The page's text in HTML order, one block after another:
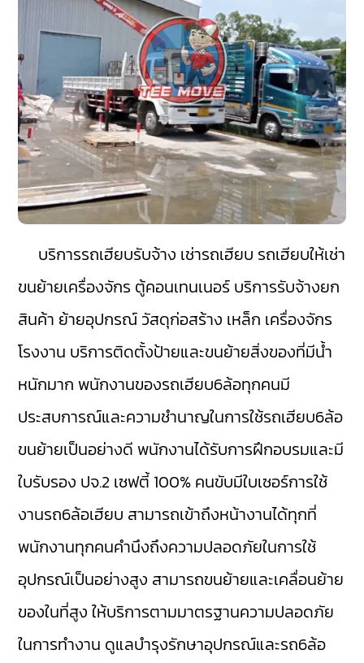
บริการรถเฮียบรับจ้าง เช่ารถเฮียบ รถเฮียบให้เช่า
ขนย้ายเครื่องจักร ตู้คอนเทนเนอร์ บริการรับจ้างยก
สินค้า ย้ายอุปกรณ์ วัสดุก่อสร้าง เหล็ก เครื่องจักร
โรงงาน บริการติดตั้งป้ายและขนย้ายสิ่งของที่มีน้ำ
หนักมาก พนักงานของรถเฮียบ6ล้อทุกคนมี
ประสบการณ์และความชำนาญในการใช้รถเฮียบ6ล้อ
ขนย้ายเป็นอย่างดี พนักงานได้รับการฝึกอบรมและมี
ใบรับรอง ปจ.2 เซฟตี้ 100% คนขับมีใบเซอร์การใช้
งานรถ6ล้อเฮียบ สามารถเข้าถึงหน้างานได้ทุกที่
พนักงานทุกคนคำนึงถึงความปลอดภัยในการใช้
อุปกรณ์เป็นอย่างสูง สามารถขนย้ายและเคลื่อนย้าย
ของในที่สูง ให้บริการตามมาตรฐานความปลอดภัย
ในการทำงาน ดูแลบำรุงรักษาอุปกรณ์และรถ6ล้อ